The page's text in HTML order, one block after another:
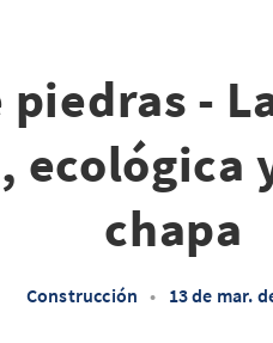
piedras -
ecológica
chapa
Construcción • 13 de mar.